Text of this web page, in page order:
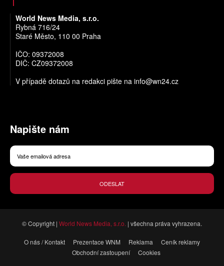
World News Media, s.r.o.
Rybná 716/24
Staré Město, 110 00 Praha
IČO: 09372008
DIČ: CZ09372008
V případě dotazů na redakci pište na info@wn24.cz
Napište nám
ODESLAT
© Copyright | World News Media, s.r.o. | všechna práva vyhrazena.
O nás / Kontakt Prezentace WNM Reklama
Ceník reklamy
Obchodní zastoupení
Cookies